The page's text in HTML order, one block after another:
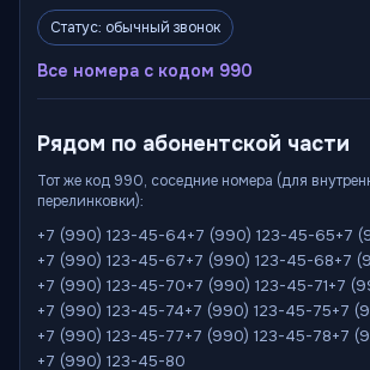
Статус: обычный звонок
Все номера с кодом 990
Рядом по абонентской части
Тот же код 990, соседние номера (для
перелинковки):
+7 (990) 123-45-64+7 (990) 123-45-65+7
+7 (990) 123-45-67+7 (990) 123-45-68+7
+7 (990) 123-45-70+7 (990) 123-45-71+7
+7 (990) 123-45-74+7 (990) 123-45-75+7
+7 (990) 123-45-77+7 (990) 123-45-78+7
+7 (990) 123-45-80